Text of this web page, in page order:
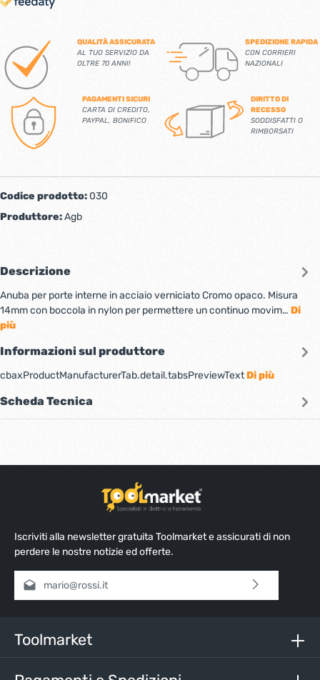
QUALITÀ ASSICURATA
AL TUO SERVIZIO DA
OLTRE 70 ANNI!
SPEDIZIONE RAPIDA
CON CORRIERI
NAZIONALI
PAGAMENTI SICURI
CARTA DI CREDITO,
PAYPAL, BONIFICO
DIRITTO DI
RECESSO
SODDISFATTI O
RIMBORSATI
Codice prodotto:030
Produttore:Agb
Descrizione
Anuba per porte interne in acciaio verniciato Cromo opaco. Misura
14mm con boccola in nylon per permettere un continuo movim… Di
più
Informazioni sul produttore
cbaxProductManufacturerTab.detail.tabsPreviewTextDi più
Scheda Tecnica
Iscriviti alla newsletter gratuita Toolmarket e assicurati di non
perdere le nostre notizie ed offerte.
Indirizzo e-mail*
nostri termini e condizioni generali
Inserisci i caratteri sopra*
Toolmarket